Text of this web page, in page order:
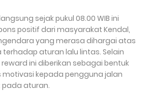
sejak pukul 08.00 WIB ini
positif dari masyarakat Kendal,
yang merasa dihargai atas
aturan lalu lintas. Selain
ini diberikan sebagai bentuk
motivasi kepada pengguna jalan
aturan.